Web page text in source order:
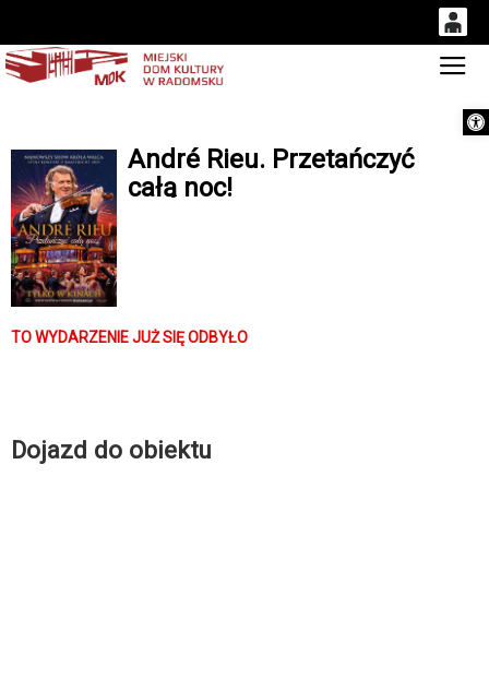
0
14 53
André Rieu. Przetańczyć
całą noc!
TO WYDARZENIE JUŻ SIĘ ODBYŁO
Dojazd do obiektu